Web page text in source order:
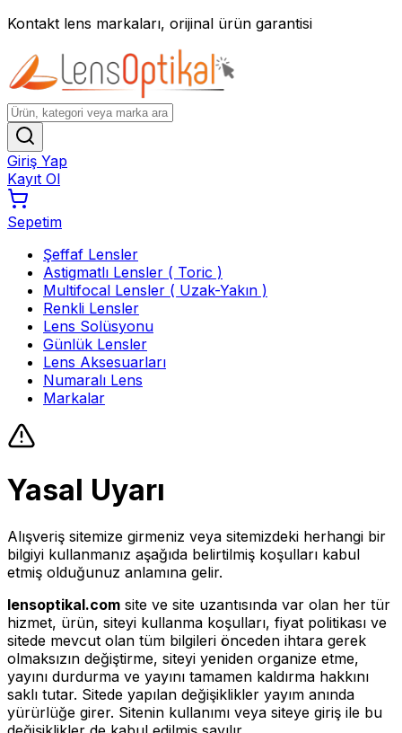
Kontakt lens markaları, orijinal ürün garantisi
Giriş Yap
Kayıt Ol
Sepetim
Şeffaf Lensler
Astigmatlı Lensler ( Toric )
Multifocal Lensler ( Uzak-Yakın )
Renkli Lensler
Lens Solüsyonu
Günlük Lensler
Lens Aksesuarları
Numaralı Lens
Markalar
Yasal Uyarı
Alışveriş sitemize girmeniz veya sitemizdeki herhangi bir
bilgiyi kullanmanız aşağıda belirtilmiş koşulları kabul
etmiş olduğunuz anlamına gelir.
lensoptikal.com site ve site uzantısında var olan her tür
hizmet, ürün, siteyi kullanma koşulları, fiyat politikası ve
sitede mevcut olan tüm bilgileri önceden ihtara gerek
olmaksızın değiştirme, siteyi yeniden organize etme,
yayını durdurma ve yayını tamamen kaldırma hakkını
saklı tutar. Sitede yapılan değişiklikler yayım anında
yürürlüğe girer. Sitenin kullanımı veya siteye giriş ile bu